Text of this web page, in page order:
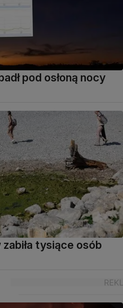
pod osłoną nocy
zabiła tysiące osób